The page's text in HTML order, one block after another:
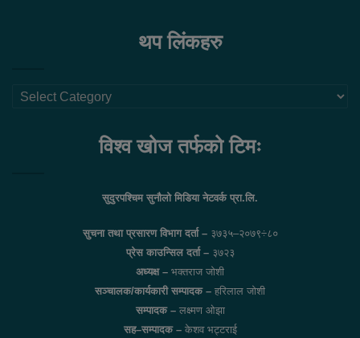
थप लिंकहरु
थप
विश्व खोज तर्फको टिमः
सुदुरपश्चिम सुनौलो मिडिया नेटवर्क प्रा.लि.
सुचना तथा प्रसारण विभाग दर्ता – ३७३५–२०७९÷८०
प्रेस काउन्सिल दर्ता – ३७२३
अध्यक्ष – भक्तराज जोशी
सञ्चालक/कार्यकारी सम्पादक – हरिलाल जोशी
सम्पादक –लक्ष्मण ओझा
सह–सम्पादक –केशव भट्टराई